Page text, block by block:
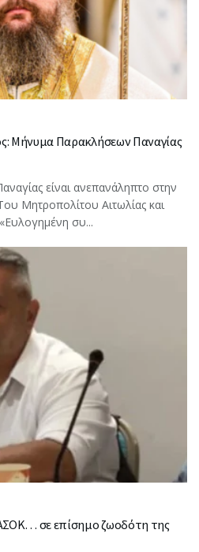
Μήνυμα Παρακλήσεων Παναγίας
είναι ανεπανάληπτο στην
Μητροπολίτου Αιτωλίας και
συ...
σε επίσημο ζωοδότη της